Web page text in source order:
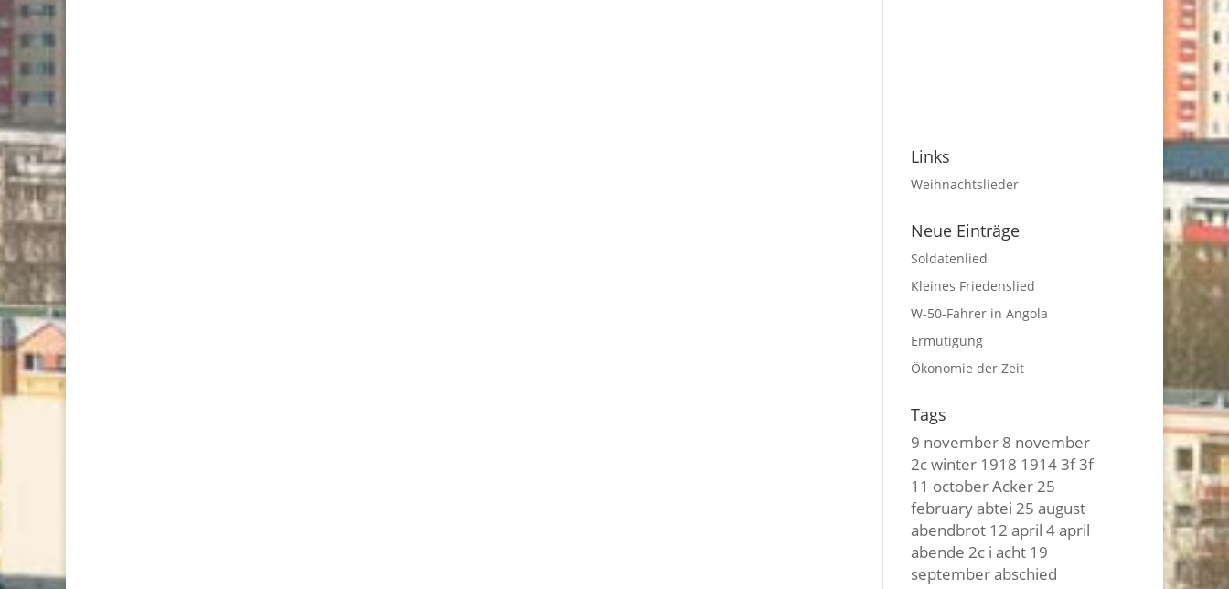
Links
Weihnachtslieder
Neue Einträge
Soldatenlied
Kleines Friedenslied
W-50-Fahrer in Angola
Ermutigung
Ökonomie der Zeit
Tags
9 november 8 november
2c winter 1918 19143f 3f
11 octoberAcker25
februaryabtei 25 august
abendbrot 12 april 4 april
abende 2c i acht 19
septemberabschied